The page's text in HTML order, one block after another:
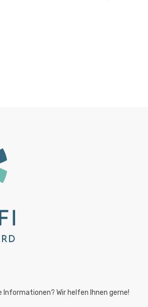
Informationen? Wir helfen Ihnen gerne!